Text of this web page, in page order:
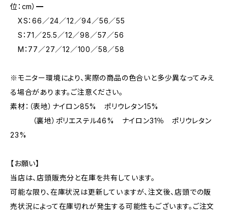
位：cm）━
XS：66／24／12／94／56／55
S：71／25.5／12／98／57／56
M：77／27／12／100／58／58
※モニター環境により、実際の商品の色合いと多少異なってみえ
る場合があります。ご注意ください。
素材：（表地）ナイロン85% ポリウレタン15%
（裏地）ポリエステル46% ナイロン31％ ポリウレタン
23%
【お願い】
当店は、店頭販売分と在庫を共有しています。
可能な限り、在庫状況は更新していますが、注文後、店頭での販
売状況によって在庫切れが発生する可能性もございます。ご注文